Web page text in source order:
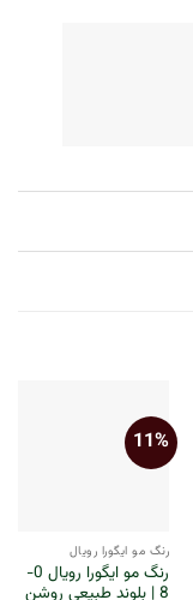
11%
رنگ مو ایگورا رویال
رنگ مو ایگورا رویال 0-
8 | بلوند طبیعی روشن